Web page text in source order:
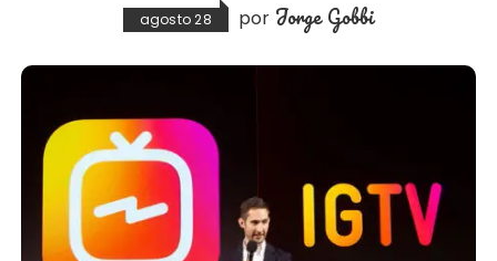
agosto 28 por Jorge Gobbi